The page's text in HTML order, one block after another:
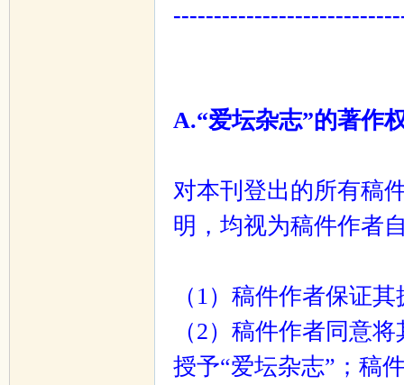
A.“爱坛杂志”的著作
对本刊登出的所有稿
明，均视为稿件作者
（1）稿件作者保证
（2）稿件作者同意
授予“爱坛杂志”；稿